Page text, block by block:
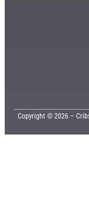
Copyright © 2026 –